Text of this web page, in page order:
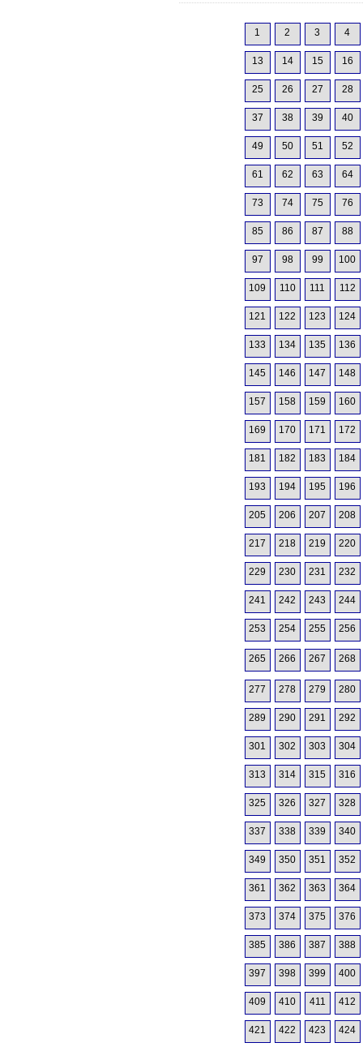
1 2 3 4
13 14 15 16
25 26 27 28
37 38 39 40
49 50 51 52
61 62 63 64
73 74 75 76
85 86 87 88
97 98 99 100
109 110 111 112
121 122 123 124
133 134 135 136
145 146 147 148
157 158 159 160
169 170 171 172
181 182 183 184
193 194 195 196
205 206 207 208
217 218 219 220
229 230 231 232
241 242 243 244
253 254 255 256
265 266 267 268
277 278 279 280
289 290 291 292
301 302 303 304
313 314 315 316
325 326 327 328
337 338 339 340
349 350 351 352
361 362 363 364
373 374 375 376
385 386 387 388
397 398 399 400
409 410 411 412
421 422 423 424